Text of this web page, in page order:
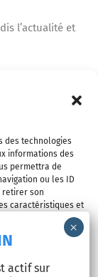
des technologies
informations des
permettra de
ou les ID
retirer son
caractéristiques et
l’actualité et
réservés |
actif sur